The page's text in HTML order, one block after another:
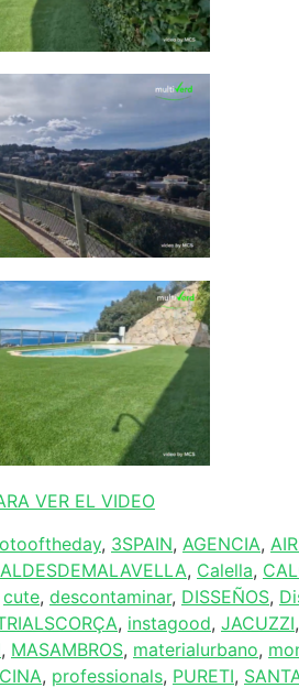
VER EL VIDEO
, 3SPAIN, AGENCIA,
, Calella,
cute, descontaminar, DISSEÑOS,
, instagood, JACUZZI,
, MASAMBROS, materialurbano,
, professionals, PURETI,